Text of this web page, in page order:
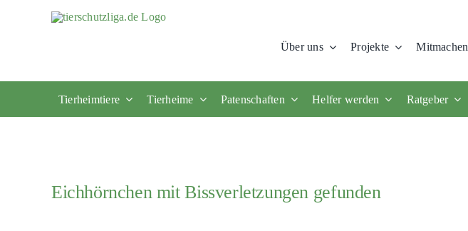
Über uns Projekte Mitmachen
Tierheimtiere Tierheime Patenschaften Helfer werden Ratgeber
Eichhörnchen mit Bissverletzungen gefunden